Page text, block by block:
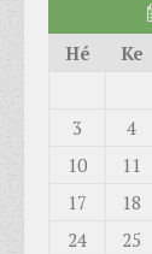
Hé
Ke
3
4
10
11
17
18
24
25